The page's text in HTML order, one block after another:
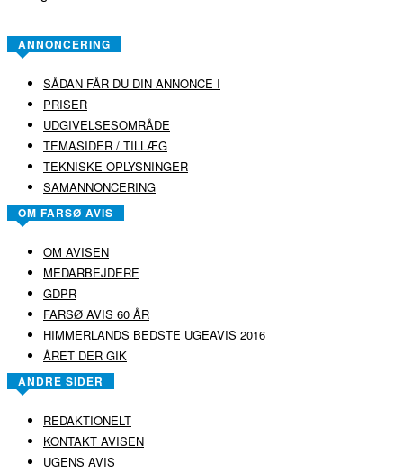
ANNONCERING
SÅDAN FÅR DU DIN ANNONCE I
PRISER
UDGIVELSESOMRÅDE
TEMASIDER / TILLÆG
TEKNISKE OPLYSNINGER
SAMANNONCERING
OM FARSØ AVIS
OM AVISEN
MEDARBEJDERE
GDPR
FARSØ AVIS 60 ÅR
HIMMERLANDS BEDSTE UGEAVIS 2016
ÅRET DER GIK
ANDRE SIDER
REDAKTIONELT
KONTAKT AVISEN
UGENS AVIS